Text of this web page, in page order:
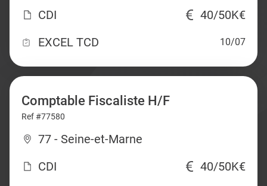
CDI
40/50K€
EXCEL TCD
10/07
Comptable Fiscaliste H/F
Ref #77580
77 - Seine-et-Marne
CDI
40/50K€